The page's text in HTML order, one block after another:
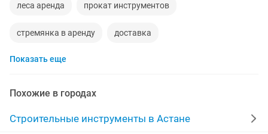
леса аренда прокат инструментов
стремянка в аренду доставка
леса строительные аренда
строительные инструменты аренда
Показать еще
Похожие в городах
Строительные инструменты в Астане